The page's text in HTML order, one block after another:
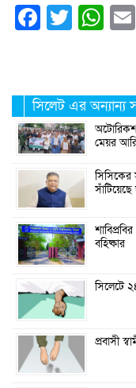
সিলেট এর অন্যান্য
মেয়র
সিসিকের
বহিষ্কার
সিলেটে
প্রবাসী